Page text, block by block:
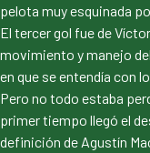
pelota muy esquinada
El tercer gol fue de
movimiento y manejo
en que se entendía con
Pero no todo estaba
primer tiempo llegó el
definición de Agustín